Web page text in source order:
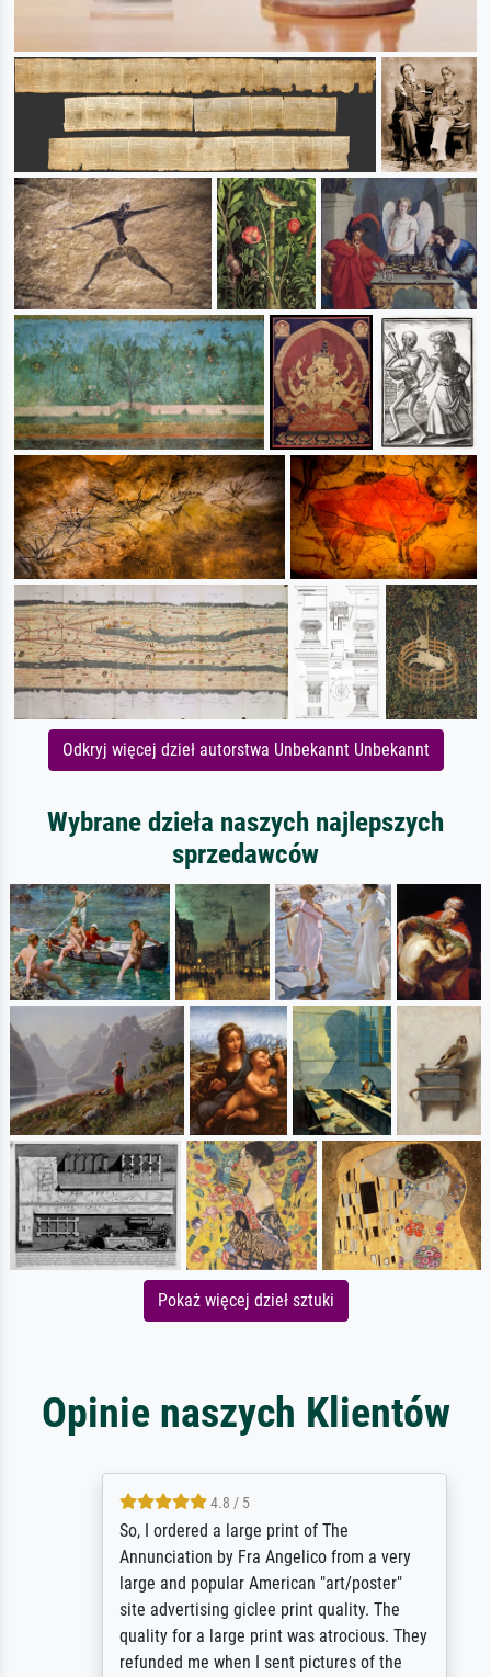
Odkryj więcej dzieł autorstwa Unbekannt Unbekannt
Wybrane dzieła naszych najlepszych
sprzedawców
Pokaż więcej dzieł sztuki
Opinie naszych Klientów
4.8 / 5
So, I ordered a large print of The
Annunciation by Fra Angelico from a very
large and popular American "art/poster"
site advertising giclee print quality. The
quality for a large print was atrocious. They
refunded me when I sent pictures of the